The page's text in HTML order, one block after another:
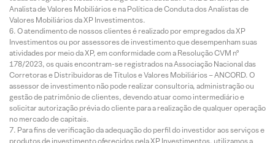
Analista de Valores Mobiliários e na Política de Conduta dos Analistas de
Valores Mobiliários da XP Investimentos.
O atendimento de nossos clientes é realizado por empregados da XP
Investimentos ou por assessores de investimento que desempenham suas
atividades por meio da XP, em conformidade com a Resolução CVM nº
178/2023, os quais encontram-se registrados na Associação Nacional das
Corretoras e Distribuidoras de Títulos e Valores Mobiliários – ANCORD. O
assessor de investimento não pode realizar consultoria, administração ou
gestão de patrimônio de clientes, devendo atuar como intermediário e
solicitar autorização prévia do cliente para a realização de qualquer operação
no mercado de capitais.
Para fins de verificação da adequação do perfil do investidor aos serviços e
produtos de investimento oferecidos pela XP Investimentos, utilizamos a